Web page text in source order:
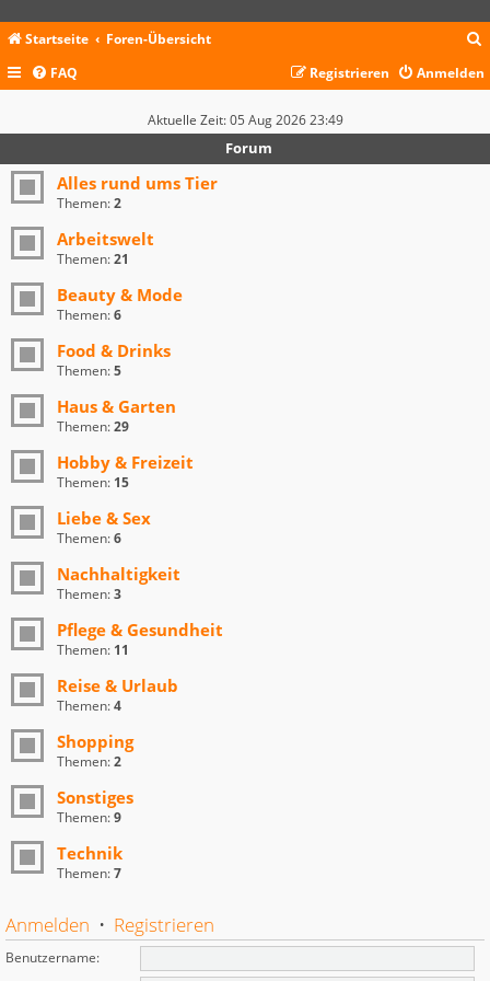
Startseite Foren-Übersicht
c
FAQ Anmelden
Registrieren
Aktuelle Zeit: 05 Aug 2026 23:49
Forum
Alles rund ums Tier
Themen:2
Arbeitswelt
Themen:21
Beauty & Mode
Themen:6
Food & Drinks
Themen:5
Haus & Garten
Themen:29
Hobby & Freizeit
Themen: 15
Liebe & Sex
Themen:6
Nachhaltigkeit
Themen:3
Pflege & Gesundheit
Themen: 11
Reise & Urlaub
Themen:4
Shopping
Themen:2
Sonstiges
Themen:9
Technik
Themen:7
Anmelden • Registrieren
Benutzername: